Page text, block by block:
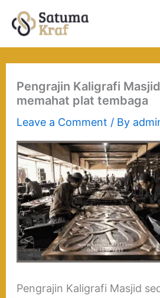
Pengrajin Kaligrafi
memahat plat tembaga
Leave a Comment / By
Pengrajin Kaligrafi Masjid